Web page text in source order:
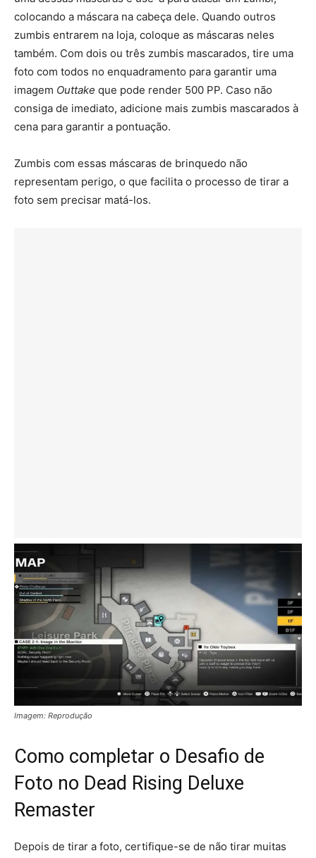
colocando a máscara na cabeça dele. Quando outros
zumbis entrarem na loja, coloque as máscaras neles
também. Com dois ou três zumbis mascarados, tire uma
foto com todos no enquadramento para garantir uma
imagem Outtake que pode render 500 PP. Caso não
consiga de imediato, adicione mais zumbis mascarados à
cena para garantir a pontuação.
Zumbis com essas máscaras de brinquedo não
representam perigo, o que facilita o processo de tirar a
foto sem precisar matá-los.
Imagem: Reprodução
Como completar o Desafio de
Foto no Dead Rising Deluxe
Remaster
Depois de tirar a foto, certifique-se de não tirar muitas